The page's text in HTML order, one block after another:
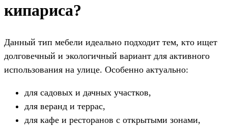
кипариса?
Данный тип мебели идеально подходит тем, кто ищет
долговечный и экологичный вариант для активного
использования на улице. Особенно актуально:
для садовых и дачных участков,
для веранд и террас,
для кафе и ресторанов с открытыми зонами,